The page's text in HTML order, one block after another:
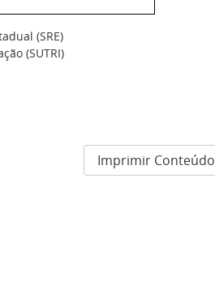
(SRE)
(SUTRI)
Imprimir Conteúdo